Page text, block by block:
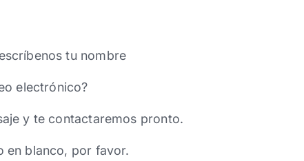
tu nombre
electrónico?
y te contactaremos pronto.
en blanco, por favor.